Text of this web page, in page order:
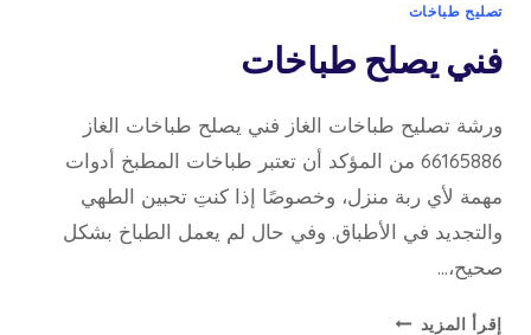
تصليح طباخات
فني يصلح طباخات
ورشة تصليح طباخات الغاز فني يصلح طباخات الغاز
66165886 من المؤكد أن تعتبر طباخات المطبخ أدوات
مهمة لأي ربة منزل، وخصوصًا إذا كنتِ تحبين الطهي
والتجديد في الأطباق. وفي حال لم يعمل الطباخ بشكل
صحيح،…
إقرأ المزيد فني